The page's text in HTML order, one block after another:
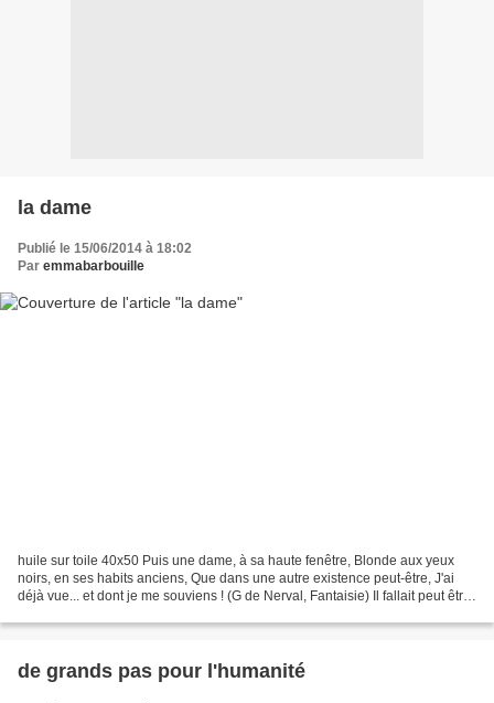
la dame
Publié le 15/06/2014 à 18:02
Par emmabarbouille
huile sur toile 40x50 Puis une dame, à sa haute fenêtre, Blonde aux yeux
noirs, en ses habits anciens, Que dans une autre existence peut-être, J'ai
déjà vue... et dont je me souviens ! (G de Nerval, Fantaisie) Il fallait peut être,
de grands pas pour l'humanité